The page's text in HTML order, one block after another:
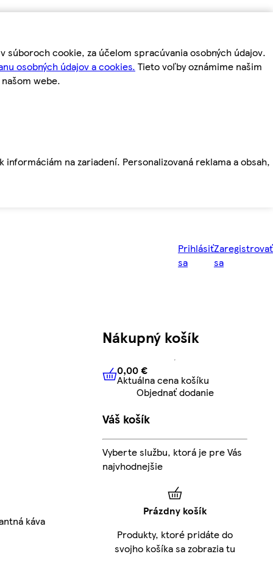
cookie, za účelom spracúvania osobných údajov.
osobných údajov a cookies. Tieto voľby oznámime našim
webe.
na zariadení. Personalizovaná reklama a obsah,
Prihlásiť
sa
Zaregistrovať
sa
káva
Nákupný košík
0,00 € Aktuálna cena košíku
0,00 €
Aktuálna cena košíku
Objednať dodanie
Váš košík
Vyberte službu, ktorá je pre Vás
najvhodnejšie
Prázdny košík
Produkty, ktoré pridáte do
svojho košíka sa zobrazia tu